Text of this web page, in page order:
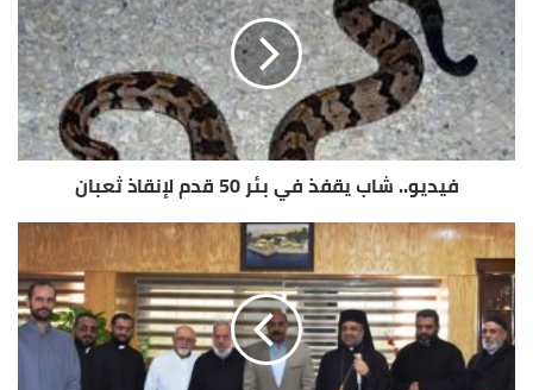
فيديو.. شاب يقفذ في بئر 50 قدم لإنقاذ ثعبان